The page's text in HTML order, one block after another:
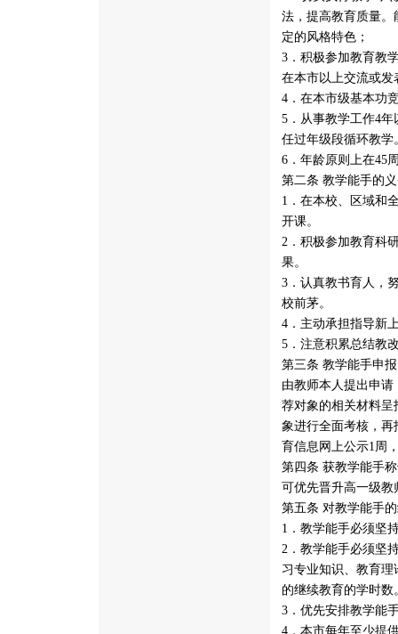
法，提高教育质量
定的风格特色；
3．积极参加教育教
在本市以上交流或
4．在本市级基本功
5．从事教学工作4
任过年级段循环教学
6．年龄原则上在45
第二条 教学能手的
1．在本校、区域和
开课。
2．积极参加教育科
果。
3．认真教书育人，
校前茅。
4．主动承担指导新
5．注意积累总结教
第三条 教学能手申
由教师本人提出申
荐对象的相关材料
象进行全面考核，
育信息网上公示1周
第四条 获教学能手
可优先晋升高一级教
第五条 对教学能手
1．教学能手必须坚
2．教学能手必须坚
习专业知识、教育
的继续教育的学时数
3．优先安排教学能
4．本市每年至少提